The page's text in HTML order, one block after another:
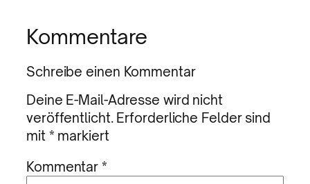
Kommentare
Schreibe einen Kommentar
Deine E-Mail-Adresse wird nicht
veröffentlicht. Erforderliche Felder sind
mit * markiert
Kommentar*